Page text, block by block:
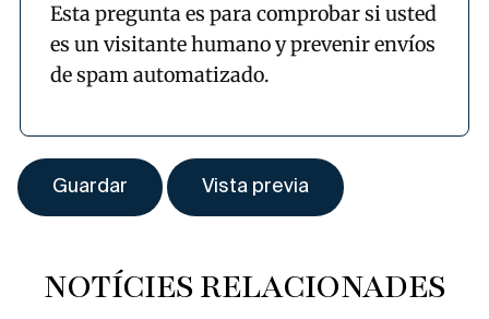
Esta pregunta es para comprobar si usted
es un visitante humano y prevenir envíos
de spam automatizado.
NOTÍCIES RELACIONADES